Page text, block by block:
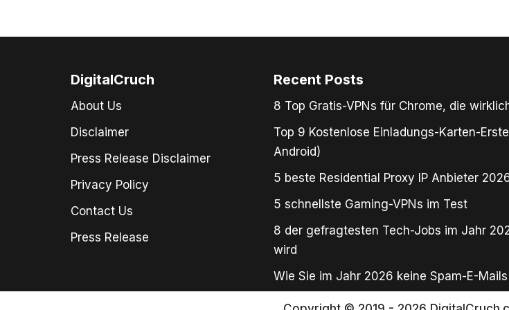
DigitalCruch
About Us
Disclaimer
Press Release Disclaimer
Privacy Policy
Contact Us
Press Release
Recent Posts
8 Top Gratis-VPNs für Chrome, die
Top 9 Kostenlose Einladungs-Karten-
Android)
5 beste Residential Proxy IP Anbieter
5 schnellste Gaming-VPNs im Test
8 der gefragtesten Tech-Jobs im Jahr
wird
Wie Sie im Jahr 2026 keine Spam-E-